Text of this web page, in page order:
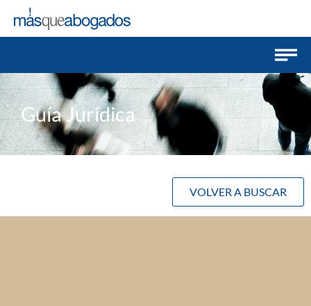
Guía Jurídica
VOLVER A BUSCAR